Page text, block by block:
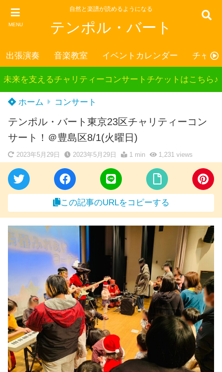
MENU
自然と楽譜が読めるようになる
テンポル・バート
出張演奏 音楽教室 イベントカレンダー チャリ
未来を支えるチャリティーコンサートチケットはこちら♪
ホーム コンサート
テンポル・バート東京23区チャリティーコン
サート！＠豊島区8/1(火曜日)
2023年5月29日 2023年5月29日 1 min 1,231views
この記事のURLをコピーする